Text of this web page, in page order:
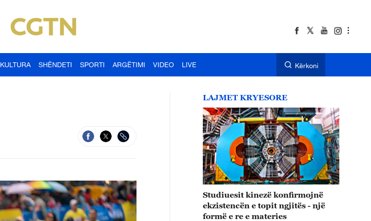
KULTURA SHËNDETI SPORTI ARGËTIMI VIDEO LIVE Kërkoni
LAJMET KRYESORE
Studiuesit kinezë konfirmojnë
ekzistencën e topit ngjitës - një
formë e re e materies